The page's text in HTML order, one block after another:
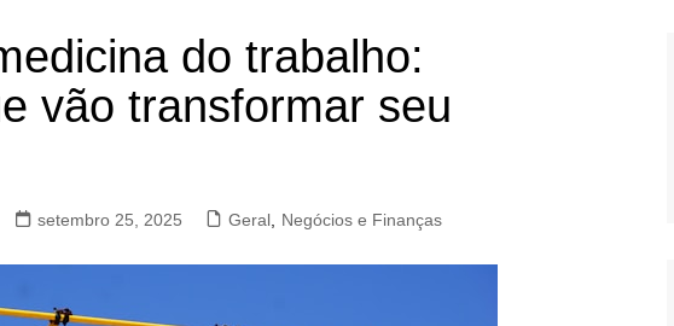
do trabalho:
vão transformar seu
setembro 25, 2025 Geral Negócios e Finanças